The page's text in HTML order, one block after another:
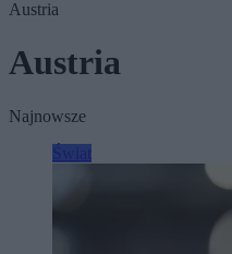
Austria
Austria
Najnowsze